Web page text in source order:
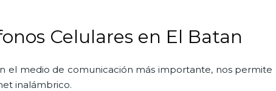
Celulares en El Batan
el medio de comunicación más importante, nos
inalámbrico.